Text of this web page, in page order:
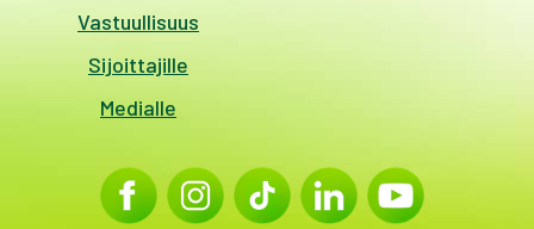
Vastuullisuus
Sijoittajille
Medialle